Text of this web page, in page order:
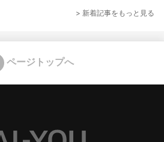
> 新着記事をもっと見る
ページトップへ